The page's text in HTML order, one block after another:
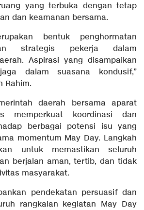
yang terbuka dengan tetap
dan keamanan bersama.
bentuk penghormatan
strategis pekerja dalam
Aspirasi yang disampaikan
dalam suasana kondusif,”
Rahim.
daerah bersama aparat
memperkuat koordinasi dan
berbagai potensi isu yang
momentum May Day. Langkah
untuk memastikan seluruh
berjalan aman, tertib, dan tidak
masyarakat.
pendekatan persuasif dan
rangkaian kegiatan May Day